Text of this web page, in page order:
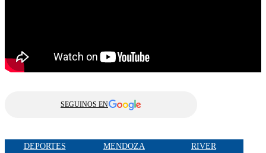
SEGUINOS EN
DEPORTES MENDOZA RIVER